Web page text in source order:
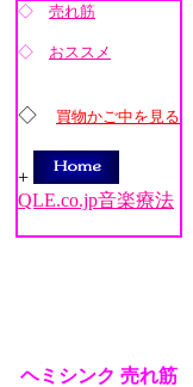
◇ 売れ筋
◇ おススメ
◇ 買物かご中を見る
+
QLE.co.jp音楽療法
ヘミシンク 売れ筋